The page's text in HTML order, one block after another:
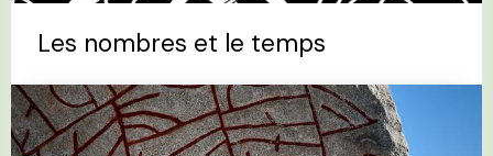
Les nombres et le temps